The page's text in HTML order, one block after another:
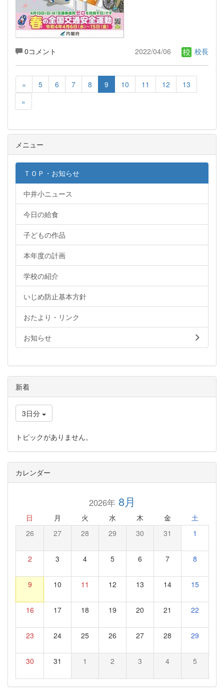
0コメント 2022/04/06 校長
« 5 6 7 8 9 10 11 12
13
»
メニュー
ＴＯＰ・お知らせ
中井小ニュース
今日の給食
子どもの作品
本年度の計画
学校の紹介
いじめ防止基本方針
おたより・リンク
お知らせ
新着
3日分
トピックがありません。
カレンダー
2026年8月
日 月 火 水 木 金 土
26 27 28 29 30 31 1
2 3 4 5 6 7 8
9 10 11 12 13 14 15
16 17 18 19 20 21 22
23 24 25 26 27 28 29
30 31 1 2 3 4 5